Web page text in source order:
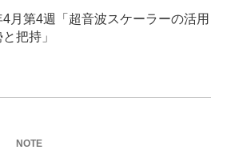
4月第4週「超音波スケーラーの活用
把持」
NOTE